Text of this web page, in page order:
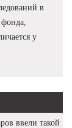
в
у
ввели такой